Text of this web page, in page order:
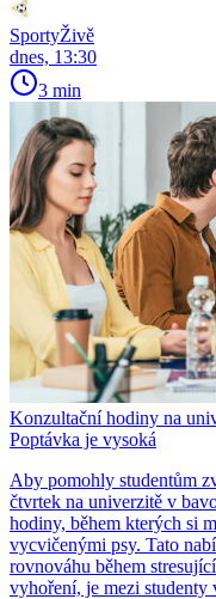
SportyŽivě
dnes, 13:30
3 min
Konzultační hodiny na
Poptávka je vysoká
Aby pomohly studentům
čtvrtek na univerzitě v
hodiny, během kterých si
vycvičenými psy. Tato
rovnováhu během
vyhoření, je mezi studenty